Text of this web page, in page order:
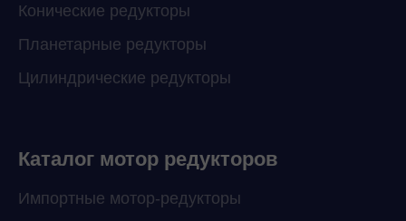
Конические редукторы
Планетарные редукторы
Цилиндрические редукторы
Каталог мотор редукторов
Импортные мотор-редукторы